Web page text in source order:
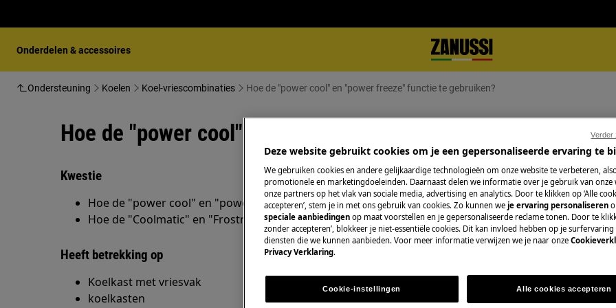
Onderdelen & accessoires
Ondersteuning Koelen Koel-vriescombinaties Hoe de "power cool" en "power freeze" functie te gebruiken?
Hoe de "power cool" en "power freeze" functie te gebruiken?
Kwestie
Hoe de "power cool" en "power freeze" functie te gebruiken?
Hoe de "Coolmatic" en "Frostmatic" -functie te gebruiken?
Heeft betrekking op
Koelkast met vriesvak
koelkasten
Boek een
Maak een
gekwalificeerde
onze
Herstelling
Deze website gebruikt cookies om je een gepersonaliseerde ervaring te
We gebruiken cookies en andere gelijkaardige technologieën om onze website te verbeteren,
promotionele en marketingdoeleinden. Daarnaast delen we informatie over je gebruik van onze
onze partners op het vlak van sociale media, advertising en analytics. Door te klikken op ‘Alle
accepteren’, stem je in met ons gebruik van cookies. Zo kunnen we je ervaring personaliseren
speciale aanbiedingen op maat voorstellen en je gepersonaliseerde reclame tonen. Door te
zonder accepteren’, blokkeer je niet-essentiële cookies. Dit kan invloed hebben op je
diensten die we kunnen aanbieden. Voor meer informatie verwijzen we je naar onze
Privacy Verklaring.
Cookie-instellingen Alle cookies accepteren
Verder